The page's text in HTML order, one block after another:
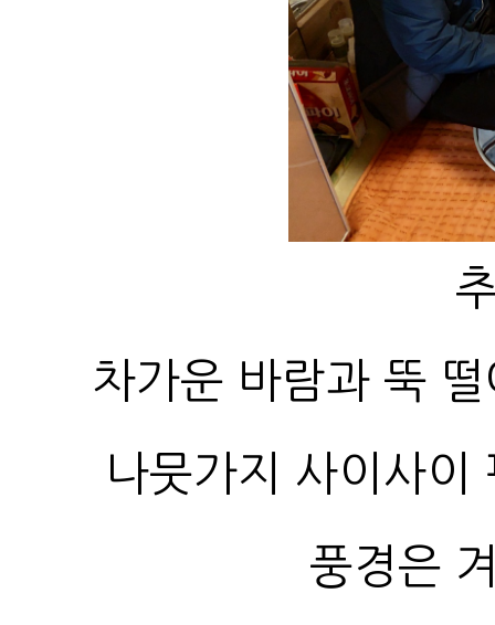
차가운 바람과 뚝
풍경은